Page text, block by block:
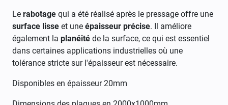
Le rabotage qui a été réalisé après le pressage offre une
surface lisse et une épaisseur précise. Il améliore
également la planéité de la surface, ce qui est essentiel
dans certaines applications industrielles où une
tolérance stricte sur l'épaisseur est nécessaire.
Disponibles en épaisseur 20mm